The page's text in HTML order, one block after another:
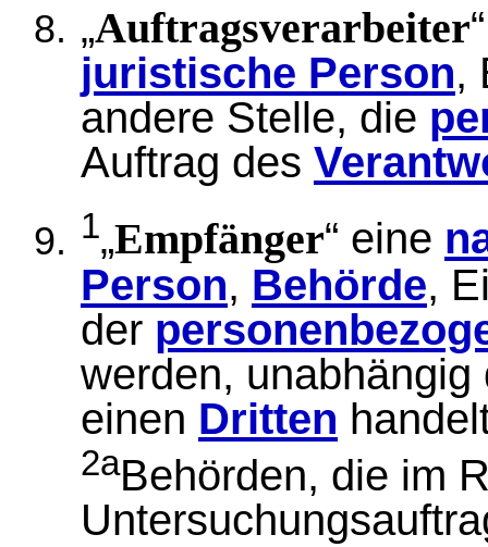
„Auftragsverarbeiter
juristische Person,
andere Stelle, die
Auftrag des
1„Empfänger“ eine
Person, Behörde,
der
werden,
einen Dritten
2aBehörden, die im